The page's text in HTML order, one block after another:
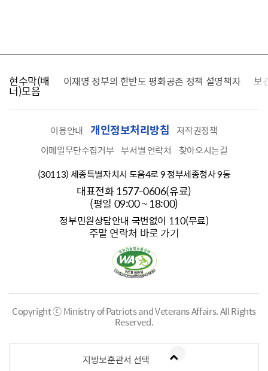
현수막(배
너)모음
찾습니다 이재명 정부의 한반도 평화공존 정책 설명책자 보
이용안내 개인정보처리방침
저작권정책
이메일무단수집거부 부서별 연락처
찾아오시는길
(30113) 세종특별자치시 도움4로 9 정부세종청사 9동
대표전화 1577-0606(유료)
(평일 09:00 ~ 18:00)
정부민원상담안내 국번없이 110(무료)
주말 연락처 바로 가기
Copyright ⓒ Ministry of Patriots and Veterans Affairs.All Rights
Reserved.
지방보훈관서 선택